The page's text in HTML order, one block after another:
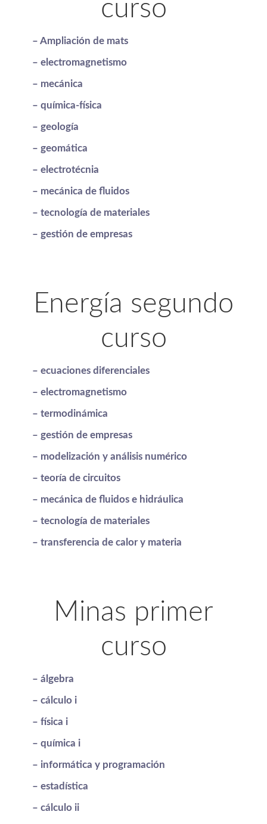
curso
– Ampliación de mats
– electromagnetismo
– mecánica
– química-física
– geología
– geomática
– electrotécnia
– mecánica de fluidos
– tecnología de materiales
– gestión de empresas
Energía segundo
curso
– ecuaciones diferenciales
– electromagnetismo
– termodinámica
– gestión de empresas
– modelización y análisis numérico
– teoría de circuitos
– mecánica de fluidos e hidráulica
– tecnología de materiales
– transferencia de calor y materia
Minas primer
curso
– álgebra
– cálculo i
– física i
– química i
– informática y programación
– estadística
– cálculo ii